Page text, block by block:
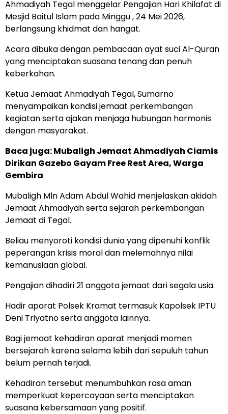
Ahmadiyah Tegal menggelar Pengajian Hari Khilafat di
Mesjid Baitul Islam pada Minggu , 24 Mei 2026,
berlangsung khidmat dan hangat.
Acara dibuka dengan pembacaan ayat suci Al-Quran
yang menciptakan suasana tenang dan penuh
keberkahan.
Ketua Jemaat Ahmadiyah Tegal, Sumarno
menyampaikan kondisi jemaat perkembangan
kegiatan serta ajakan menjaga hubungan harmonis
dengan masyarakat.
Baca juga:Mubaligh Jemaat Ahmadiyah Ciamis
Dirikan Gazebo Gayam Free Rest Area, Warga
Gembira
Mubaligh Mln Adam Abdul Wahid menjelaskan akidah
Jemaat Ahmadiyah serta sejarah perkembangan
Jemaat di Tegal.
Beliau menyoroti kondisi dunia yang dipenuhi konflik
peperangan krisis moral dan melemahnya nilai
kemanusiaan global.
Pengajian dihadiri 21 anggota jemaat dari segala usia.
Hadir aparat Polsek Kramat termasuk Kapolsek IPTU
Deni Triyatno serta anggota lainnya.
Bagi jemaat kehadiran aparat menjadi momen
bersejarah karena selama lebih dari sepuluh tahun
belum pernah terjadi.
Kehadiran tersebut menumbuhkan rasa aman
memperkuat kepercayaan serta menciptakan
suasana kebersamaan yang positif.